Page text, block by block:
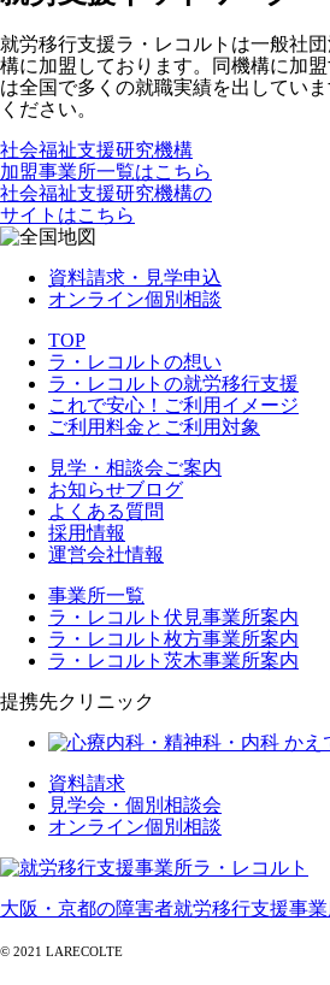
就労移行支援ラ・レコルトは一般社
構に加盟しております。同機構に加
は全国で多くの就職実績を出してい
ください。
社会福祉支援研究機構
加盟事業所一覧はこちら
社会福祉支援研究機構の
サイトはこちら
資料請求・見学申込
オンライン個別相談
TOP
ラ・レコルトの想い
ラ・レコルトの就労移行支援
これで安心！ご利用イメージ
ご利用料金とご利用対象
見学・相談会ご案内
お知らせブログ
よくある質問
採用情報
運営会社情報
事業所一覧
ラ・レコルト伏見事業所案内
ラ・レコルト枚方事業所案内
ラ・レコルト茨木事業所案内
提携先クリニック
資料請求
見学会・個別相談会
オンライン個別相談
大阪・京都の障害者就労移行支援事
© 2021 LARECOLTE